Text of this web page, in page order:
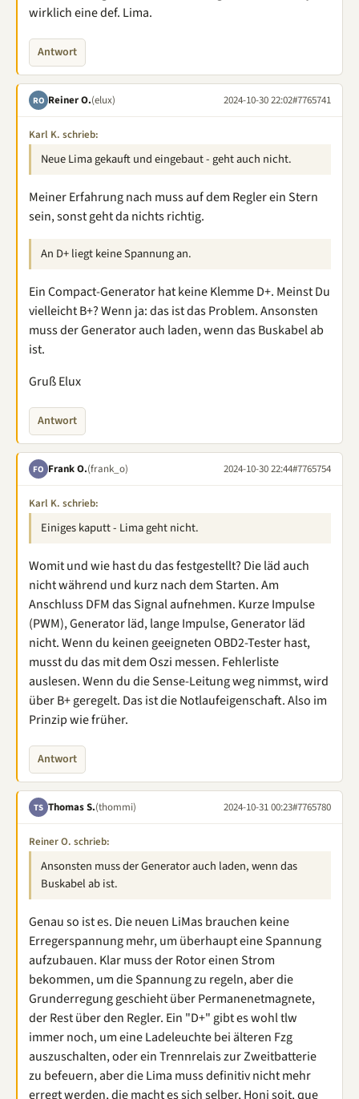
wirklich eine def. Lima.
Antwort
RO Reiner O.(elux) 2024-10-30 22:02#7765741
Karl K. schrieb:
Neue Lima gekauft und eingebaut - geht auch nicht.
Meiner Erfahrung nach muss auf dem Regler ein Stern
sein, sonst geht da nichts richtig.
An D+ liegt keine Spannung an.
Ein Compact-Generator hat keine Klemme D+. Meinst Du
vielleicht B+? Wenn ja: das ist das Problem. Ansonsten
muss der Generator auch laden, wenn das Buskabel ab
ist.
Gruß Elux
Antwort
FO Frank O.(frank_o) 2024-10-30 22:44#7765754
Karl K. schrieb:
Einiges kaputt - Lima geht nicht.
Womit und wie hast du das festgestellt? Die läd auch
nicht während und kurz nach dem Starten. Am
Anschluss DFM das Signal aufnehmen. Kurze Impulse
(PWM), Generator läd, lange Impulse, Generator läd
nicht. Wenn du keinen geeigneten OBD2-Tester hast,
musst du das mit dem Oszi messen. Fehlerliste
auslesen. Wenn du die Sense-Leitung weg nimmst, wird
über B+ geregelt. Das ist die Notlaufeigenschaft. Also im
Prinzip wie früher.
Antwort
TS Thomas S.(thommi) 2024-10-31 00:23#7765780
Reiner O. schrieb:
Ansonsten muss der Generator auch laden, wenn das
Buskabel ab ist.
Genau so ist es. Die neuen LiMas brauchen keine
Erregerspannung mehr, um überhaupt eine Spannung
aufzubauen. Klar muss der Rotor einen Strom
bekommen, um die Spannung zu regeln, aber die
Grunderregung geschieht über Permanenetmagnete,
der Rest über den Regler. Ein "D+" gibt es wohl tlw
immer noch, um eine Ladeleuchte bei älteren Fzg
auszuschalten, oder ein Trennrelais zur Zweitbatterie
zu befeuern, aber die Lima muss definitiv nicht mehr
erregt werden, die macht es sich selber, Honi soit, que